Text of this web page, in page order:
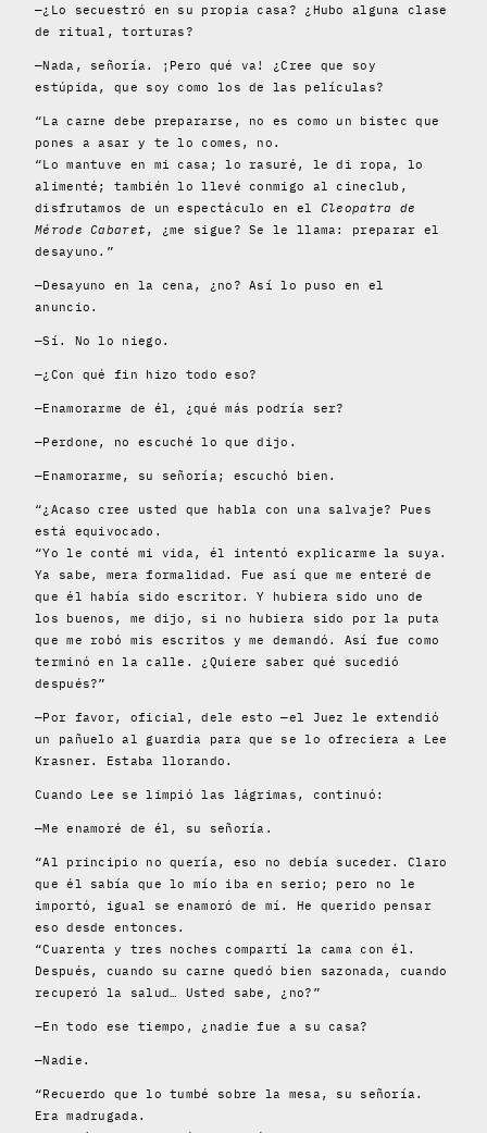
—¿Lo secuestró en su propia casa? ¿Hubo alguna clase
de ritual, torturas?
—Nada, señoría. ¡Pero qué va! ¿Cree que soy
estúpida, que soy como los de las películas?
“La carne debe prepararse, no es como un bistec que
pones a asar y te lo comes, no.
“Lo mantuve en mi casa; lo rasuré, le di ropa, lo
alimenté; también lo llevé conmigo al cineclub,
disfrutamos de un espectáculo en el Cleopatra de
Mérode Cabaret , ¿me sigue? Se le llama: preparar el
desayuno.”
—Desayuno en la cena, ¿no? Así lo puso en el
anuncio.
—Sí. No lo niego.
—¿Con qué fin hizo todo eso?
—Enamorarme de él, ¿qué más podría ser?
—Perdone, no escuché lo que dijo.
—Enamorarme, su señoría; escuchó bien.
“¿Acaso cree usted que habla con una salvaje? Pues
está equivocado.
“Yo le conté mi vida, él intentó explicarme la suya.
Ya sabe, mera formalidad. Fue así que me enteré de
que él había sido escritor. Y hubiera sido uno de
los buenos, me dijo, si no hubiera sido por la puta
que me robó mis escritos y me demandó. Así fue como
terminó en la calle. ¿Quiere saber qué sucedió
después?”
—Por favor, oficial, dele esto —el Juez le extendió
un pañuelo al guardia para que se lo ofreciera a Lee
Krasner. Estaba llorando.
Cuando Lee se limpió las lágrimas, continuó:
—Me enamoré de él, su señoría.
“Al principio no quería, eso no debía suceder. Claro
que él sabía que lo mío iba en serio; pero no le
importó, igual se enamoró de mí. He querido pensar
eso desde entonces.
“Cuarenta y tres noches compartí la cama con él.
Después, cuando su carne quedó bien sazonada, cuando
recuperó la salud… Usted sabe, ¿no?”
—En todo ese tiempo, ¿nadie fue a su casa?
—Nadie.
“Recuerdo que lo tumbé sobre la mesa, su señoría.
Era madrugada.